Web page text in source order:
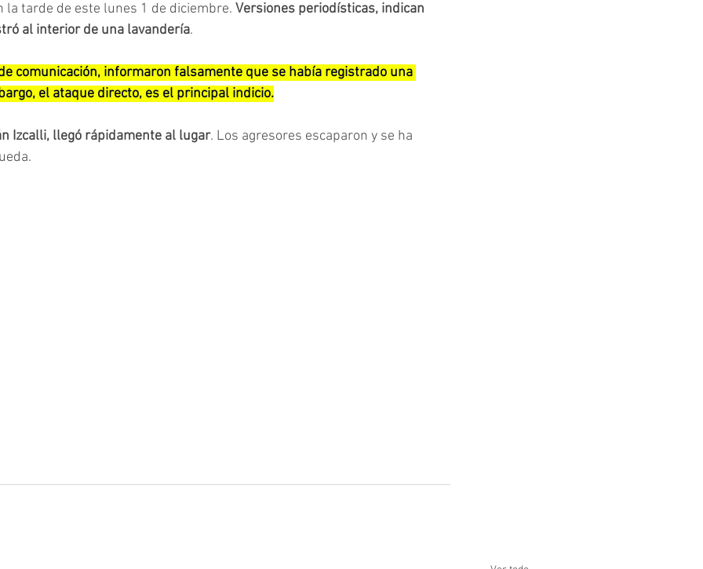
la tarde de este lunes 1 de diciembre. Versiones periodísticas, indican
al interior de una lavandería.
comunicación, informaron falsamente que se había registrado una
el ataque directo, es el principal indicio.
Izcalli, llegó rápidamente al lugar. Los agresores escaparon y se ha